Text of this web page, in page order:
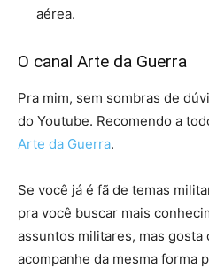
aérea.
O canal Arte da Guerra
Pra mim, sem sombras de
do Youtube. Recomendo a
Arte da Guerra.
Se você já é fã de temas
pra você buscar mais
assuntos militares, mas gosta
acompanhe da mesma forma